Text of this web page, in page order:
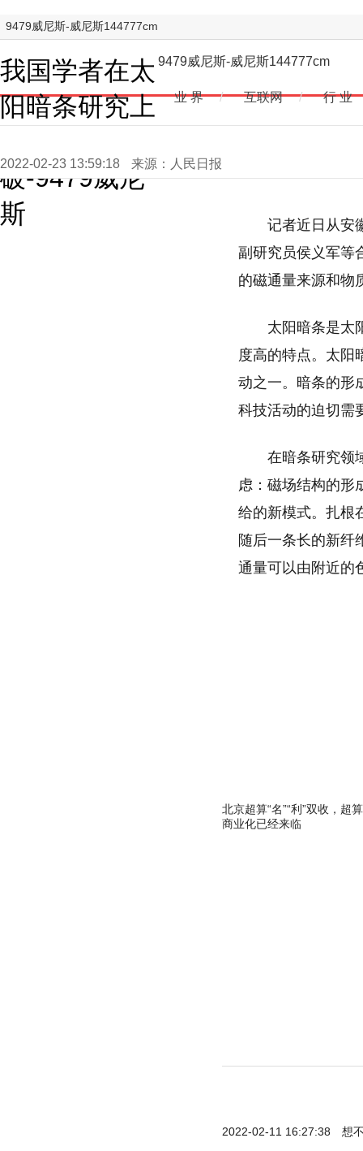
9479威尼斯-威尼斯144777cm
我国学者在太
阳暗条研究上
破-9479威尼
斯
9479威尼斯-威尼斯144777cm
业 界 / 互联网 / 行 业
2022-02-23 13:59:18 来源：人民日报
记者近日从安
副研究员侯义军等
的磁通量来源和物
太阳暗条是太
度高的特点。太阳
动之一。暗条的形
科技活动的迫切需
在暗条研究领
虑：磁场结构的形
给的新模式。扎根
随后一条长的新纤
通量可以由附近的
北京超算“名”“利”双收，超算
商业化已经来临
2022-02-11 16:27:38 想